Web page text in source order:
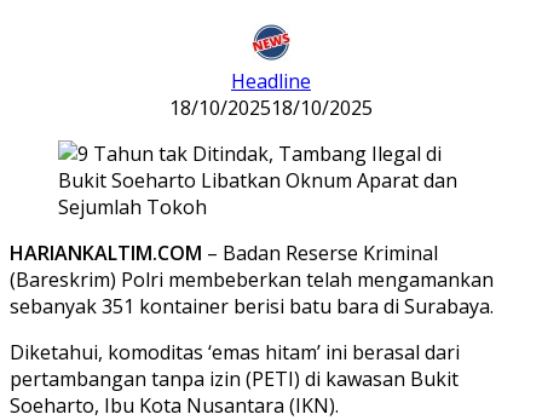
Headline
18/10/202518/10/2025
HARIANKALTIM.COM – Badan Reserse Kriminal
(Bareskrim) Polri membeberkan telah mengamankan
sebanyak 351 kontainer berisi batu bara di Surabaya.
Diketahui, komoditas ‘emas hitam’ ini berasal dari
pertambangan tanpa izin (PETI) di kawasan Bukit
Soeharto, Ibu Kota Nusantara (IKN).